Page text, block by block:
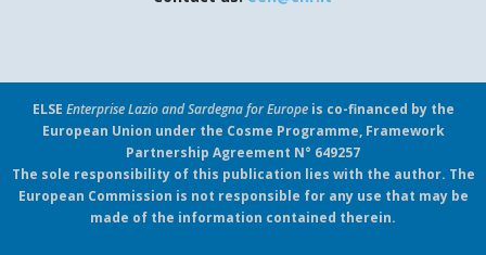
ELSE Enterprise Lazio and Sardegna for Europeis co-financed by the
European Union under the Cosme Programme, Framework
Partnership Agreement N° 649257
The sole responsibility of this publication lies with the author. The
European Commission is not responsible for any use that may be
made of the information contained therein.